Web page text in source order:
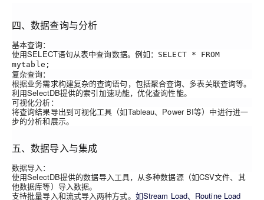
四、数据查询与分析
基本查询：
使用SELECT语句从表中查询数据。例如：
SELECT * FROM
mytable;
复杂查询：
根据业务需求构建复杂的查询语句，包括聚合查询、多表关联查询等。
利用SelectDB提供的索引加速功能，优化查询性能。
可视化分析：
将查询结果导出到可视化工具（如Tableau、Power BI等）中进行进一
步的分析和展示。
五、数据导入与集成
数据导入：
使用SelectDB提供的数据导入工具，从多种数据源（如CSV文件、其
他数据库等）导入数据。
支持批量导入和流式导入两种方式。 如Stream Load、Routine Load